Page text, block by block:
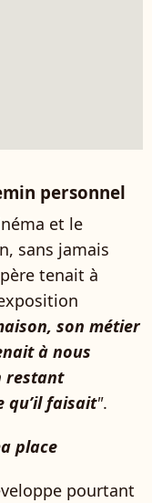
personnel
et le
sans jamais
tenait à
son métier
à nous
restant
qu’il faisait".
place
pourtant